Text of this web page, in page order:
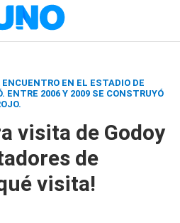
EN EL ESTADIO DE
ENTRE 2006 Y 2009 SE CONSTRUYÓ
visita de Godoy
de
visita!